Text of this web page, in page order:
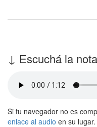
↓ Escuchá la
Si tu navegador no es
enlace al audio en su lugar.